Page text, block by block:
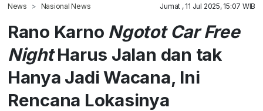
News Nasional News Jumat , 11 Jul 2025, 15:07 WIB
Rano Karno Ngotot Car Free
NightHarus Jalan dan tak
Hanya Jadi Wacana, Ini
Rencana Lokasinya